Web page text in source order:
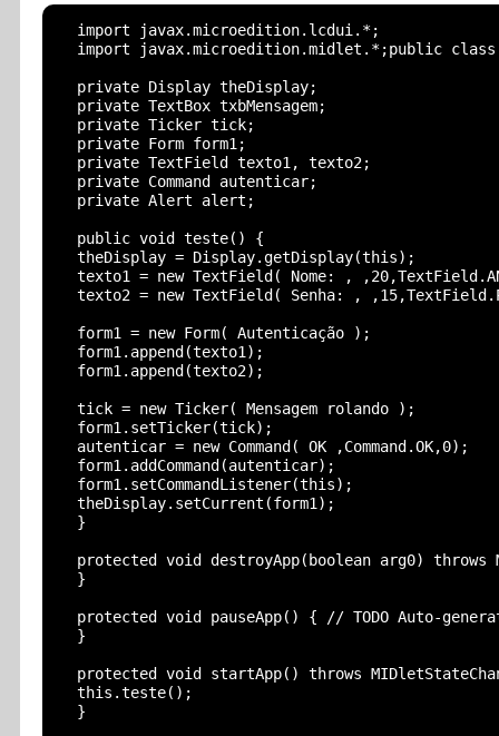
  import javax.microedition.lcdui.*;
import javax.microedition.midlet.*;public
  private Display theDisplay;
  private TextBox txbMensagem;
  private Ticker tick;
  private Form form1;
  private TextField texto1, texto2;
  private Command autenticar;
  private Alert alert;
  public void teste() {
  theDisplay = Display.getDisplay(this);
texto1 = new TextField( Nome: ,
texto2 = new TextField( Senha: ,
  form1 = new Form( Autenticação );
  form1.append(texto1);
  form1.append(texto2);
  tick = new Ticker( Mensagem rolando );
  form1.setTicker(tick);
  autenticar = new Command( OK ,Command.OK,0);
  form1.addCommand(autenticar);
  form1.setCommandListener(this);
  theDisplay.setCurrent(form1);
  }
protected void destroyApp(boolean arg0)
  }
protected void pauseApp() { // TODO Auto-
  }
protected void startApp() throws
  this.teste();
  }